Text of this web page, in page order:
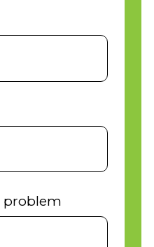
problem